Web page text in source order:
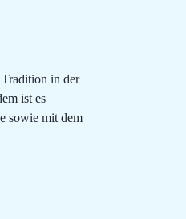
in der
ist es
sowie mit dem